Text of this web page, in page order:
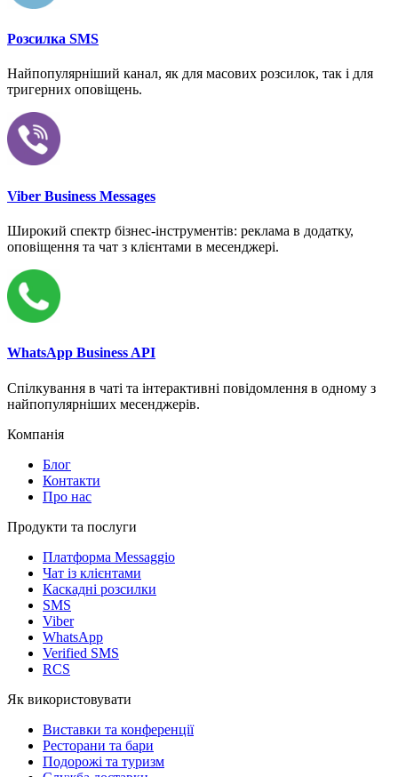
Розсилка SMS
Найпопулярніший канал, як для масових розсилок, так і для
тригерних оповіщень.
Viber Business Messages
Широкий спектр бізнес-інструментів: реклама в додатку,
оповіщення та чат з клієнтами в месенджері.
WhatsApp Business API
Спілкування в чаті та інтерактивні повідомлення в одному з
найпопулярніших месенджерів.
Компанія
Блог
Контакти
Про нас
Продукти та послуги
Платформа Messaggio
Чат із клієнтами
Каскадні розсилки
SMS
Viber
WhatsApp
Verified SMS
RCS
Як використовувати
Виставки та конференції
Ресторани та бари
Подорожі та туризм